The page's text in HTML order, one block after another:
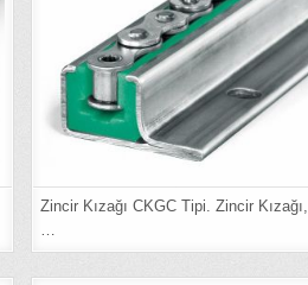
Zincir Kızağı CKGC Tipi. Zincir Kızağı,
…